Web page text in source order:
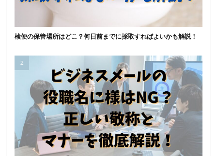
検便の保管場所はどこ？何日前までに採取すればよいかも解説！